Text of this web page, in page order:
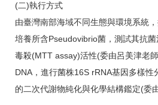
(二)執行方式
由臺灣南部海域不同生態與環境系統
培養所含Pseudovibrio菌，測試其抗
毒殺(MTT assay)活性(委由呂美津老
DNA，進行菌株16S rRNA基因多樣性
的二次代謝物純化與化學結構鑑定(委